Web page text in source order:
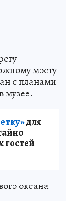
мосту
с планами
музее.
для
гостей
океана